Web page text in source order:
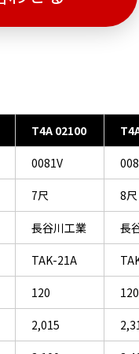
T4A 02100
0081V
7尺 8尺
長谷川工業 長
TAK-21A
120 120
2,015